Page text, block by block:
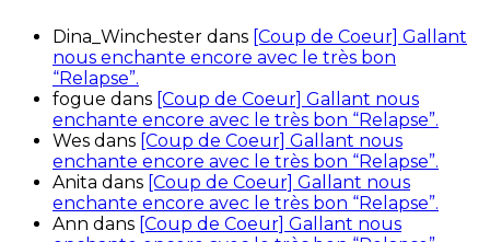
Dina_Winchester dans [Coup de Coeur] Gallant
nous enchante encore avec le très bon
“Relapse”.
fogue dans [Coup de Coeur] Gallant nous
enchante encore avec le très bon “Relapse”.
Wes dans [Coup de Coeur] Gallant nous
enchante encore avec le très bon “Relapse”.
Anita dans [Coup de Coeur] Gallant nous
enchante encore avec le très bon “Relapse”.
Ann dans [Coup de Coeur] Gallant nous